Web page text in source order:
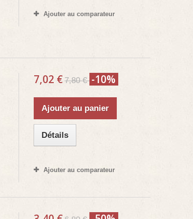
Ajouter au comparateur
7,02 € 7,80 € -10%
Ajouter au panier
Détails
Ajouter au comparateur